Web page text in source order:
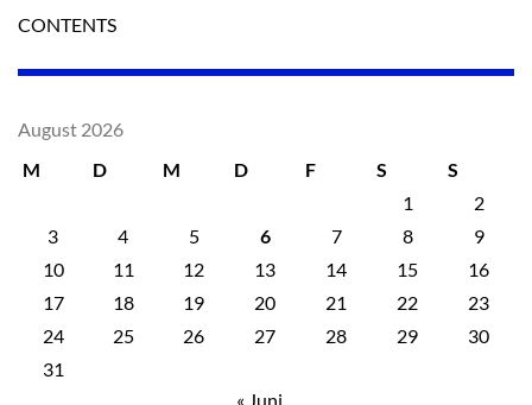
CONTENTS
August 2026
M
D M D F S
S
1
2
3
4 5 6 7 8
9
10
11 12 13 14 15
16
17
18 19 20 21 22
23
24
25 26 27 28 29
30
31
« Juni